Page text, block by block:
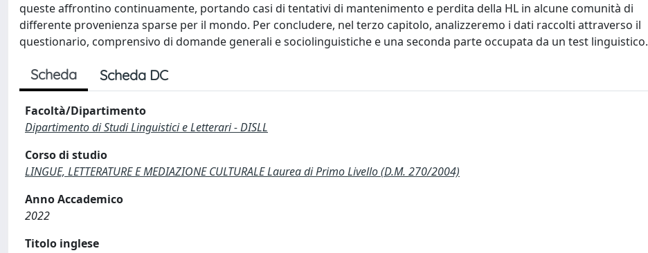
queste affrontino continuamente, portando casi di tentativi di mantenimento e perdita della HL in alcune comunità di
differente provenienza sparse per il mondo. Per concludere, nel terzo capitolo, analizzeremo i dati raccolti attraverso il
questionario, comprensivo di domande generali e sociolinguistiche e una seconda parte occupata da un test linguistico.
Scheda Scheda DC
Facoltà/Dipartimento
Dipartimento di Studi Linguistici e Letterari - DISLL
Corso di studio
LINGUE, LETTERATURE E MEDIAZIONE CULTURALE Laurea di Primo Livello (D.M. 270/2004)
Anno Accademico
2022
Titolo inglese